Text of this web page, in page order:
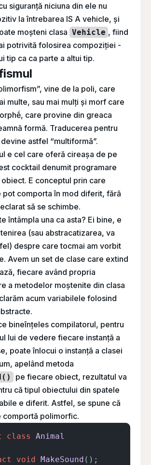
siguranță niciuna din ele nu
la întrebarea IS A vehicle, și
moșteni clasa Vehicle , fiind
potrivită folosirea compoziției -
tip ca ca parte a altui tip.
vine de la poli, care
multe, sau mai mulți și morf care
care provine din greaca
formă. Traducerea pentru
astfel “multiformă”.
e cel care oferă cireașa de pe
cocktail denumit programare
E conceptul prin care
pot comporta în mod diferit, fără
să se schimbe.
întâmpla una ca asta? Ei bine, e
(sau abstracatizarea, va
despre care tocmai am vorbit
Avem un set de clase care extind
fiecare având propria
a metodelor moștenite din clasa
acum variabilele folosind
bineînțeles compilatorul, pentru
lui de vedere fiecare instanță a
poate înlocui o instanță a clasei
apelând metoda
pe fiecare obiect, rezultatul va
că tipul obiectului din spatele
e diferit. Astfel, se spune că
comportă polimorfic.
class
Animal
void MakeSound () ;